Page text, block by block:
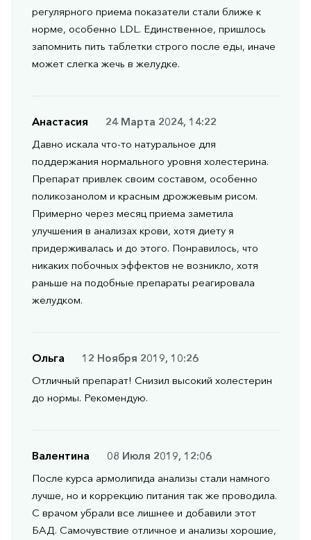
регулярного приема показатели стали ближе к
норме, особенно LDL. Единственное, пришлось
запомнить пить таблетки строго после еды, иначе
может слегка жечь в желудке.
Анастасия
24 Марта 2024, 14:22
Давно искала что-то натуральное для
поддержания нормального уровня холестерина.
Препарат привлек своим составом, особенно
поликозанолом и красным дрожжевым рисом.
Примерно через месяц приема заметила
улучшения в анализах крови, хотя диету я
придерживалась и до этого. Понравилось, что
никаких побочных эффектов не возникло, хотя
раньше на подобные препараты реагировала
желудком.
Ольга
12 Ноября 2019, 10:26
Отличный препарат! Снизил высокий холестерин
до нормы. Рекомендую.
Валентина
08 Июля 2019, 12:06
После курса армолипида анализы стали намного
лучше, но и коррекцию питания так же проводила.
С врачом убрали все лишнее и добавили этот
БАД. Самочувствие отличное и анализы хорошие,